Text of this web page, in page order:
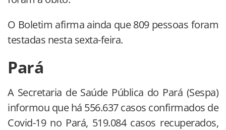
O Boletim afirma ainda que 809 pessoas foram
testadas nesta sexta-feira.
Pará
A Secretaria de Saúde Pública do Pará (Sespa)
informou que há 556.637 casos confirmados de
Covid-19 no Pará, 519.084 casos recuperados,